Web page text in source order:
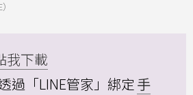
我下載
過「LINE管家」綁定 手